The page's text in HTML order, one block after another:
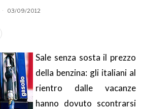
03/09/2012
Sale senza sosta il prezzo
della benzina: gli italiani al
rientro dalle vacanze
hanno dovuto scontrarsi